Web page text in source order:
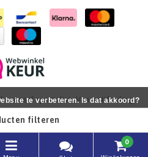
specialist. Van antifouling
- RealizationInStijl Media
filteren
0
te verbeteren. Is dat akkoord?
Meer over cookies »